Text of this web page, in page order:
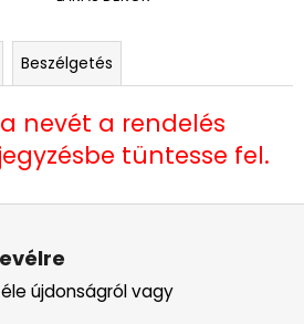
Beszélgetés
nevét a rendelés
tüntesse fel.
újdonságról vagy